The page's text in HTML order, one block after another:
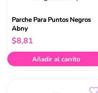
Parche Para Puntos Negros
Abny
$8,81
Añadir al carrito